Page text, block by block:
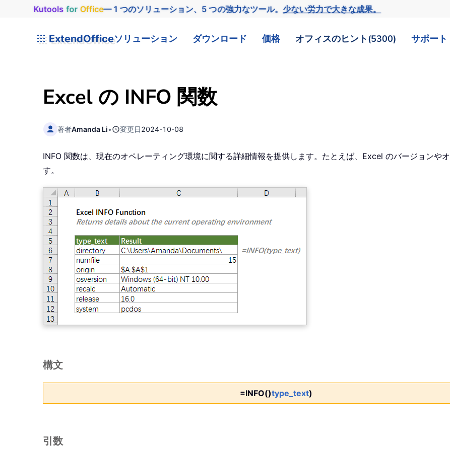
Kutools for Office— 1 つのソリューション、5 つの強力なツール。少ない労力で大きな成果。
ExtendOfficeソリューション ダウンロード 価格 オフィスのヒント(5300) サポート
Excel の INFO 関数
著者Amanda Li• 変更日2024-10-08
INFO 関数は、現在のオペレーティング環境に関する詳細情報を提供します。たとえば、Excel のバージョンや
す。
構文
=INFO()type_text)
引数